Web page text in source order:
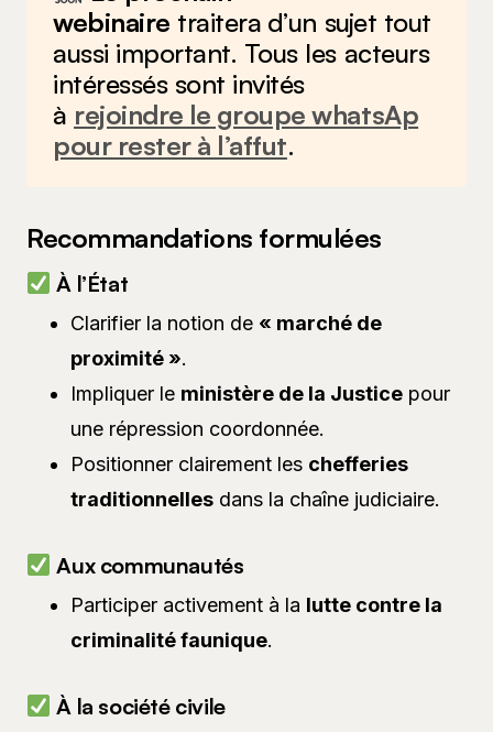
webinaire traitera d’un sujet tout
aussi important. Tous les acteurs
intéressés sont invités
à rejoindre le groupe whatsAp
pour rester à l’affut.
Recommandations formulées
À l’État
Clarifier la notion de « marché de
proximité ».
Impliquer le ministère de la Justice pour
une répression coordonnée.
Positionner clairement les chefferies
traditionnelles dans la chaîne judiciaire.
Aux communautés
Participer activement à la lutte contre la
criminalité faunique.
À la société civile